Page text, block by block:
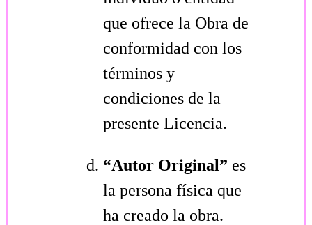
que ofrece la Obra de
conformidad con los
términos y
condiciones de la
presente Licencia.
“Autor Original” es
la persona física que
ha creado la obra.